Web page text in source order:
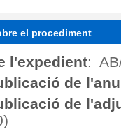
el procediment
l'expedient:
de
de